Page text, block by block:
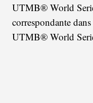
UTMB® World
correspondante
UTMB® World